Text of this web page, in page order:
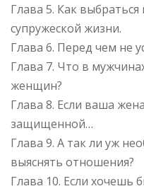
Глава 5. Как
супружеской жизни.
Глава 6. Перед чем не
Глава 7. Что в
женщин?
Глава 8. Если ваша
защищенной…
Глава 9. А так ли уж
выяснять отношения?
Глава 10. Если хочешь